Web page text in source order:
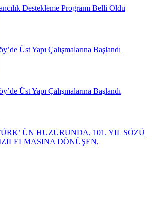
Destekleme Programı Belli Oldu
Üst Yapı Çalışmalarına Başlandı
Üst Yapı Çalışmalarına Başlandı
ÜN HUZURUNDA, 101. YIL SÖZÜ
DÖNÜŞEN,